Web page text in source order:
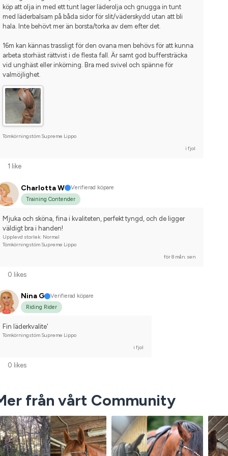
köp att olja in med ett tunt lager läderolja och gnugga in tunt
med läderbalsam på båda sidor för slit/väderskydd utan att bli
hala. Inte behövt mer än borsta/torka av dem efter det.
16m kan kännas trassligt för den ovana men behövs för att kunna
arbeta storhäst rättvist i de flesta fall. Är samt god buffersträcka
vid unghäst eller inkörning. Bra med svivel och spänne för
valmöjlighet.
Tömkörningstöm Supreme Lippo
i fjol
1 like
Charlotta W
Verifierad köpare
Training Contender
Mjuka och sköna, fina i kvaliteten, perfekt tyngd, och de ligger
väldigt bra i handen!
Upplevd storlek: Normal
Tömkörningstöm Supreme Lippo
för 8 mån. sen
0 likes
Nina G
Verifierad köpare
Riding Rider
Fin läderkvalite'
Tömkörningstöm Supreme Lippo
i fjol
0 likes
från vårt Community